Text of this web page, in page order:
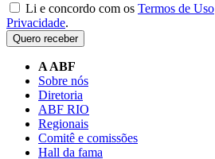
Li e concordo com os Termos de Uso
Privacidade.
Quero receber
A ABF
Sobre nós
Diretoria
ABF RIO
Regionais
Comitê e comissões
Hall da fama